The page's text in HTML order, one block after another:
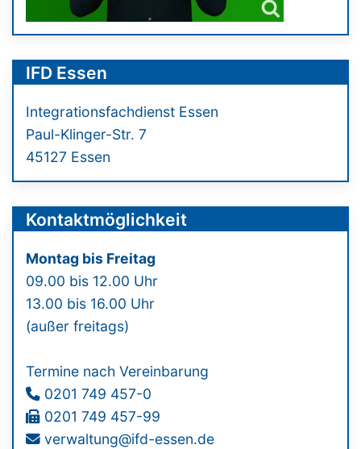
IFD Essen
Integrationsfachdienst Essen
Paul-Klinger-Str. 7
45127 Essen
Kontaktmöglichkeit
Montag bis Freitag
09.00 bis 12.00 Uhr
13.00 bis 16.00 Uhr
(außer freitags)
Termine nach Vereinbarung
0201 749 457-0
0201 749 457-99
verwaltung@ifd-essen.de